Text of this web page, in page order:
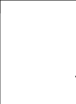
Taschen